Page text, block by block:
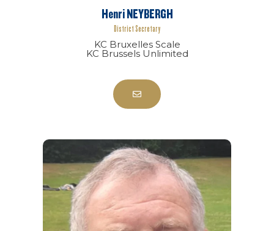
Henri NEYBERGH
District Secretary
KC Bruxelles Scale
KC Brussels Unlimited